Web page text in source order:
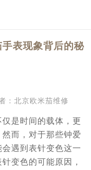
表现象背后的秘
：北京欧米茄维修
是时间的载体，更
而，对于那些钟爱
遇到表针变色这一
变色的可能原因，